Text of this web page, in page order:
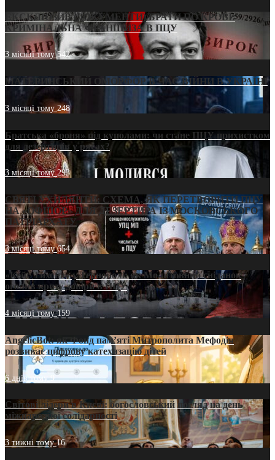
ЕКСКЛЮЗИВ (ДОКУМЕНТИ)/БРАТИ ПО КРОВІ:
КРИМІНАЛЬНА ФРАНШИЗА В ПЦУ
3 місяці тому542
МАТЕРИНСЬКИЙ ОМОРФОР В ЧАС ВІЙНИ В УКРАЇНІ
3 місяці тому248
Братська «броня» під куполами: чи стане ПЦУ прихистком
для дезертирів у рясах?
3 місяці тому293
СВЯТІ УХИЛЯНТИ: СХЕМА, ЯК ПЕРЕТВОРИТИ ПЦУ
НА «ОФШОР» ДЛЯ ДЕЗЕРТИРА ІЗ МОСКОВСЬКОГО
ПАТРІАРХАТУ
3 місяці тому654
«Кейс Тихона» у Тернополі: як Молитовний сніданок
оголив кризу довіри в ПЦУ
4 місяці тому159
AngelicBot: як Фонд пам’яті Митрополита Мефодія
розвиває цифрову катехизацію дітей
6 днів тому9
Світові лідери в Києві: богословський погляд на день
міжнародної солідарності
3 тижні тому16